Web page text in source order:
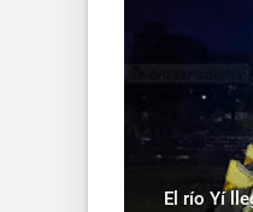
El río Yí